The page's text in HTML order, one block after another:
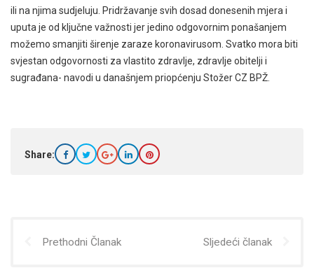
ili na njima sudjeluju. Pridržavanje svih dosad donesenih mjera i
uputa je od ključne važnosti jer jedino odgovornim ponašanjem
možemo smanjiti širenje zaraze koronavirusom. Svatko mora biti
svjestan odgovornosti za vlastito zdravlje, zdravlje obitelji i
sugrađana- navodi u današnjem priopćenju Stožer CZ BPŽ.
Share:
Prethodni Članak Sljedeći članak